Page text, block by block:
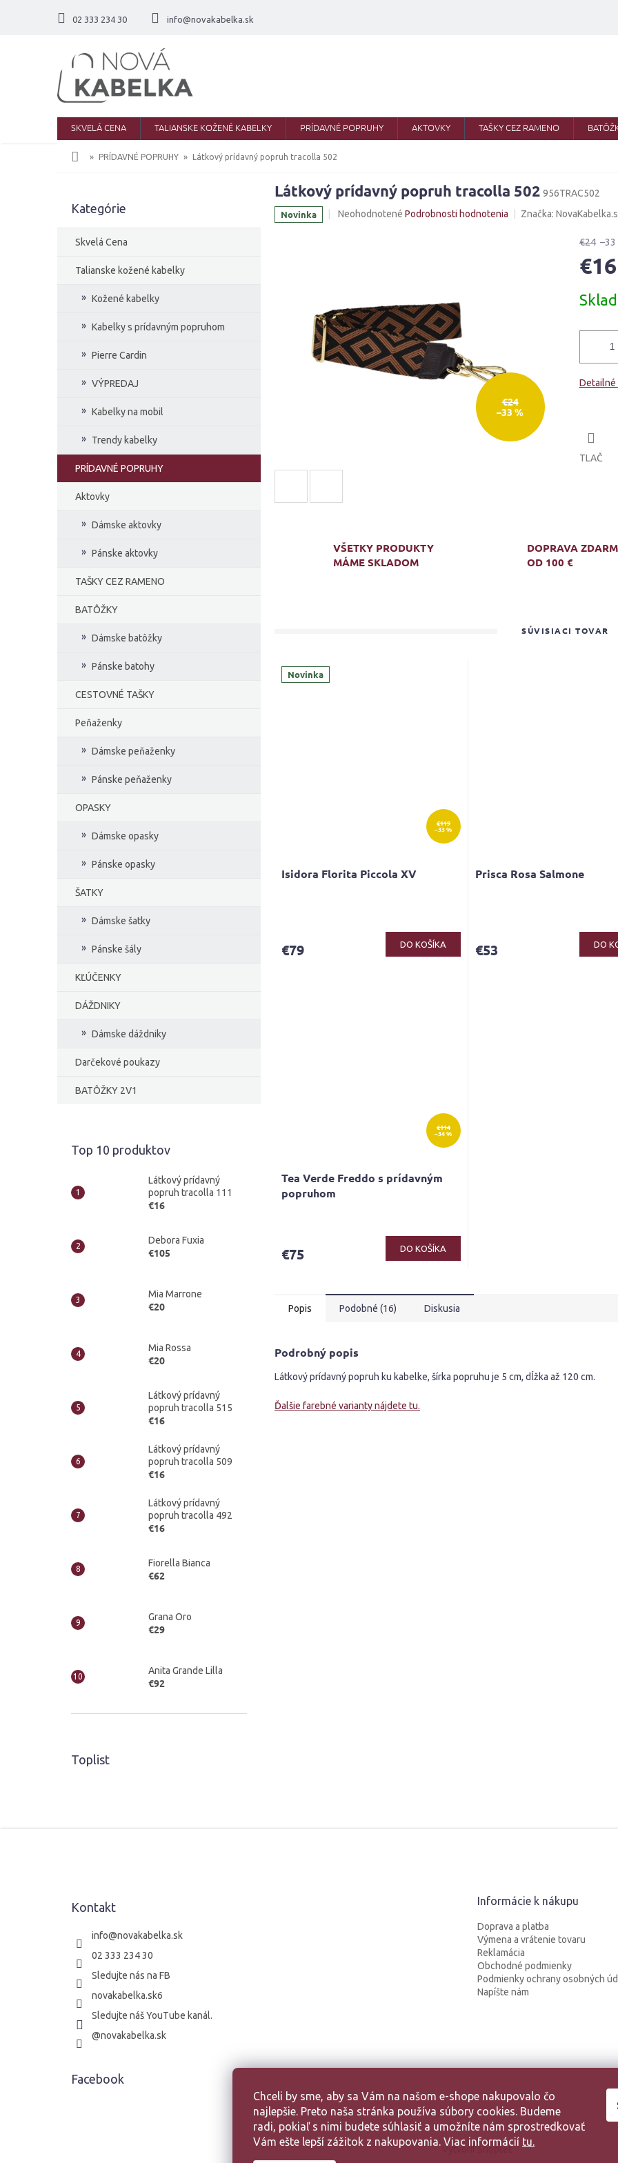
Chceli by sme, aby sa Vám na našom e-shope nakupovalo čo
najlepšie. Preto naša stránka používa súbory cookies. Budeme
radi, pokiaľ s nimi budete súhlasiť a umožníte nám sprostredkovať
Vám ešte lepší zážitok z nakupovania. Viac informácií tu.
02 333 234 30 info@novakabelka.sk
SKVELÁ CENA TALIANSKE KOŽENÉ KABELKY PRÍDAVNÉ POPRUHY AKTOVKY TAŠKY CEZ RAMENO
Domov
PRÍDAVNÉ POPRUHY Látkový prídavný popruh tracolla 502
č
Preskočiť
Kategórie
Skvelá Cena
Talianske kožené kabelky
Kožené kabelky
Kabelky s prídavným popruhom
Pierre Cardin
VÝPREDAJ
Kabelky na mobil
Trendy kabelky
PRÍDAVNÉ POPRUHY
Aktovky
Dámske aktovky
Pánske aktovky
TAŠKY CEZ RAMENO
BATÔŽKY
Dámske batôžky
Pánske batohy
CESTOVNÉ TAŠKY
Peňaženky
Dámske peňaženky
Pánske peňaženky
OPASKY
Dámske opasky
Pánske opasky
ŠATKY
Dámske šatky
Pánske šály
KĽÚČENKY
DÁŽDNIKY
Dámske dáždniky
Darčekové poukazy
BATÔŽKY 2V1
Top 10 produktov
Látkový prídavný
popruh tracolla 111
€16
Debora Fuxia
€105
Mia Marrone
€20
Mia Rossa
€20
Látkový prídavný
popruh tracolla 515
€16
Látkový prídavný
popruh tracolla 509
€16
Látkový prídavný
popruh tracolla 492
€16
Fiorella Bianca
€62
Grana Oro
€29
Anita Grande Lilla
€92
Toplist
Látkový prídavný popruh tracolla 502 956TRAC502
Novinka
Priemerné
hviezdičiek.
Neohodnotené Podrobnosti hodnotenia Značka:
€24
–33 %
€24 –33
€16
cena:
Detailné
TLAČ
VŠETKY PRODUKTY
MÁME SKLADOM
DOPRAVA
OD 100 €
SÚVISIACI TOVAR
Novinka
€119
–33 %
Isidora Florita Piccola XV
je
€79 DO KOŠÍKA
Prisca Rosa Salmone
€53 DO
€114
–34 %
Tea Verde Freddo s prídavným
popruhom
€75 DO KOŠÍKA
Popis Podobné (16) Diskusia
Podrobný popis
Látkový prídavný popruh ku kabelke, šírka popruhu je 5 cm, dĺžka až 120 cm.
Ďalšie farebné varianty nájdete tu.
Kontakt
info@novakabelka.sk
02 333 234 30
Sledujte nás na FB
novakabelka.sk6
Sledujte náš YouTube kanál.
@novakabelka.sk
Informácie k nákupu
Doprava a platba
Výmena a vrátenie tovaru
Reklamácia
Obchodné podmienky
Podmienky ochrany osobných
Napíšte nám
Facebook
Vytvoril Shoptet